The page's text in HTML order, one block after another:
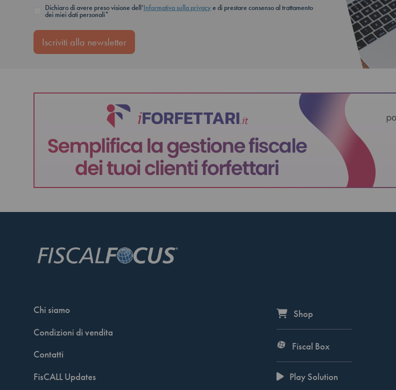
Dichiaro di avere preso visione dell’Informativa sulla privacye di prestare consenso al trattamento
dei miei dati personali*
Iscriviti alla newsletter
Chi siamo
Condizioni di vendita
Contatti
FisCALL Updates
Shop
Fiscal Box
Play Solution